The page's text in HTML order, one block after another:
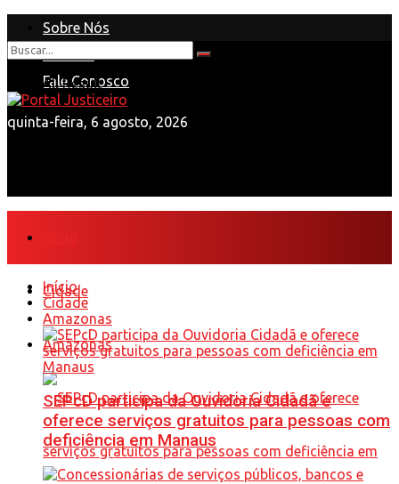
Sobre Nós
Anuncie
Fale Conosco
quinta-feira, 6 agosto, 2026
View All Result
Cidade
Amazonas
Início
Cidade
Amazonas
SEPcD participa da Ouvidoria Cidadã e
oferece serviços gratuitos para pessoas com
deficiência em Manaus